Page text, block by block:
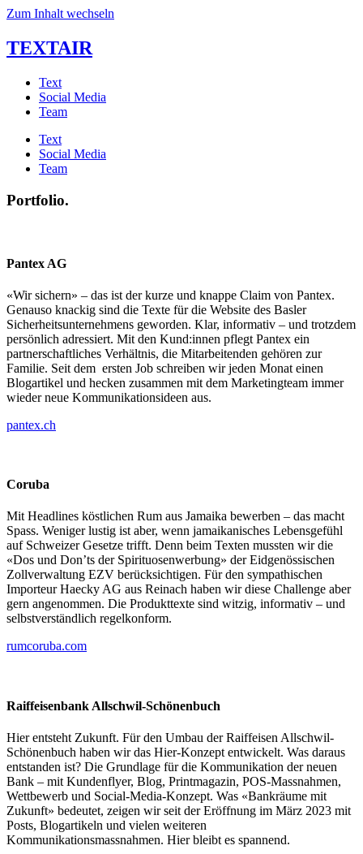
Zum Inhalt wechseln
TEXTAIR
Text
Social Media
Team
Text
Social Media
Team
Portfolio.
Pantex AG
«Wir sichern» – das ist der kurze und knappe Claim von Pantex.
Genauso knackig sind die Texte für die Website des Basler
Sicherheitsunternehmens geworden. Klar, informativ – und trotzdem
persönlich adressiert. Mit den Kund:innen pflegt Pantex ein
partnerschaftliches Verhältnis, die Mitarbeitenden gehören zur
Familie. Seit dem ersten Job schreiben wir jeden Monat einen
Blogartikel und hecken zusammen mit dem Marketingteam immer
wieder neue Kommunikationsideen aus.
pantex.ch
Coruba
Mit Headlines köstlichen Rum aus Jamaika bewerben – das macht
Spass. Weniger lustig ist aber, wenn jamaikanisches Lebensgefühl
auf Schweizer Gesetze trifft. Denn beim Texten mussten wir die
«Dos und Don’ts der Spirituosenwerbung» der Eidgenössischen
Zollverwaltung EZV berücksichtigen. Für den sympathischen
Importeur Haecky AG aus Reinach haben wir diese Challenge aber
gern angenommen. Die Produkttexte sind witzig, informativ – und
selbstverständlich regelkonform.
rumcoruba.com
Raiffeisenbank Allschwil-Schönenbuch
Hier entsteht Zukunft. Für den Umbau der Raiffeisen Allschwil-
Schönenbuch haben wir das Hier-Konzept entwickelt. Was daraus
entstanden ist? Die Grundlage für die Kommunikation der neuen
Bank – mit Kundenflyer, Blog, Printmagazin, POS-Massnahmen,
Wettbewerb und Social-Media-Konzept. Was «Bankräume mit
Zukunft» bedeutet, zeigen wir seit der Eröffnung im März 2023 mit
Posts, Blogartikeln und vielen weiteren
Kommunikationsmassnahmen. Hier bleibt es spannend.